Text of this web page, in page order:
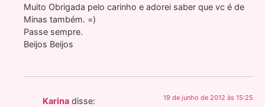
Muito Obrigada pelo carinho e adorei saber que vc é de
Minas também. =)
Passe sempre.
Beijos Beijos
Karina disse: 19 de junho de 2012 às 15:25